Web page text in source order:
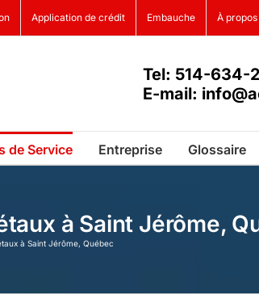
Application de crédit Embauche À propos
Tel: 514-634-
E-mail:
de Service Entreprise Glossaire
à Saint Jérôme,
à Saint Jérôme, Québec